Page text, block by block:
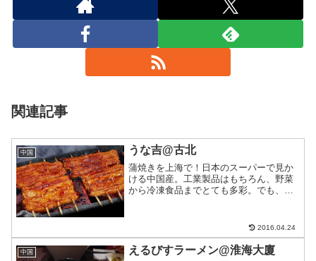
関連記事
中国 うな吉@古北
蒲焼きを上海で！日本のスーパーで見か
ける中国産。工業製品はもちろん、野菜
から冷凍食品までとても多彩。でも、生
なぎ、松茸、ひじき」だ。そんなうなぎ
を上海で食べたい！と思い...
2016.04.24
中国 えるびすラーメン@淮海大廈